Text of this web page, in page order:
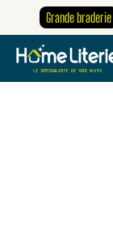
Grande braderie